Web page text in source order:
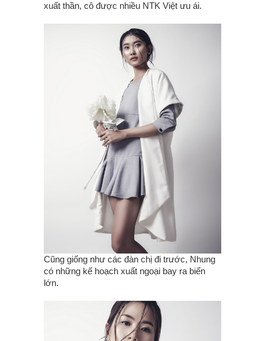
xuất thần, cô được nhiều NTK Việt ưu ái.
Cũng giống như các đàn chị đi trước, Nhung
có những kế hoạch xuất ngoại bay ra biển
lớn.